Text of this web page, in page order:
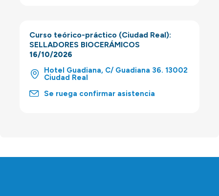
Curso teórico-práctico (Ciudad Real):
SELLADORES BIOCERÁMICOS
16/10/2026
Hotel Guadiana, C/ Guadiana 36. 13002
Ciudad Real
Se ruega confirmar asistencia